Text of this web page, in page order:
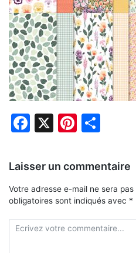
Facebook
X
Laisser un commentaire
Votre adresse e-mail ne sera pas
obligatoires sont indiqués avec *